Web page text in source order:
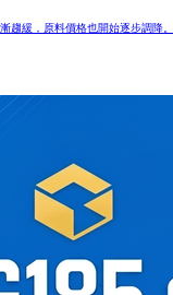
趨緩，原料價格也開始逐步調降。